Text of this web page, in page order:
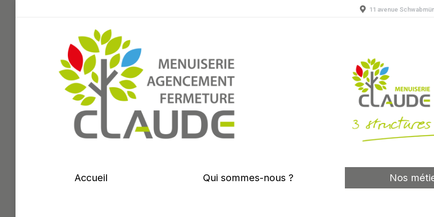
11 avenue
Accueil Qui sommes-nous ? Nos